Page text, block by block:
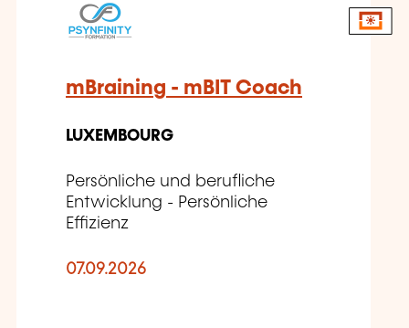
mBraining - mBIT Coach
LUXEMBOURG
Persönliche und berufliche
Entwicklung - Persönliche
Effizienz
07.09.2026